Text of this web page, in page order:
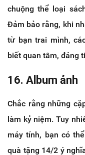
chuộng thể loại
Đảm bảo rằng, khi
từ bạn trai mình,
biết quan tâm, đáng
16. Album ảnh
Chắc rằng những
làm kỷ niệm. Tuy
máy tính, bạn có
quà tặng 14/2 ý